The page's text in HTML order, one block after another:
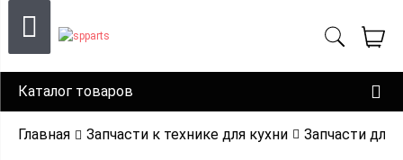
Каталог товаров
Главная Запчасти к технике для кухни Запчасти для